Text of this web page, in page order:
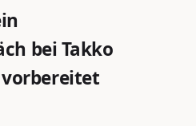
bei Takko